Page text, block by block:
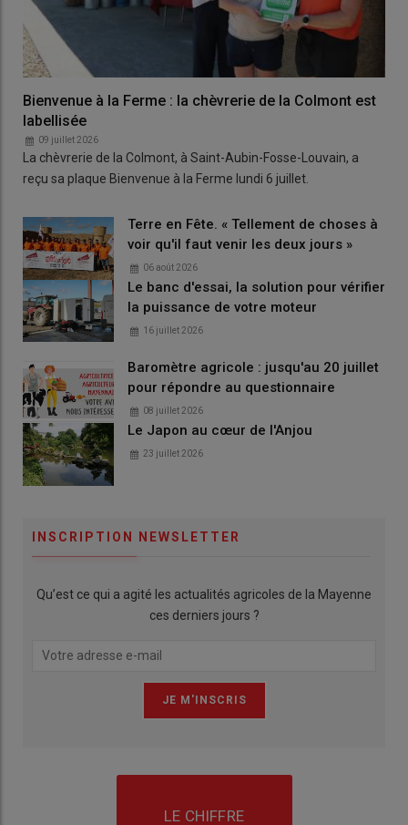
Bienvenue à la Ferme : la chèvrerie de la Colmont est
labellisée
09 juillet 2026
La chèvrerie de la Colmont, à Saint-Aubin-Fosse-Louvain, a
reçu sa plaque Bienvenue à la Ferme lundi 6 juillet.
Terre en Fête. « Tellement de choses à
voir qu'il faut venir les deux jours »
06 août 2026
Le banc d'essai, la solution pour vérifier
la puissance de votre moteur
16 juillet 2026
Baromètre agricole : jusqu'au 20 juillet
pour répondre au questionnaire
08 juillet 2026
Le Japon au cœur de l'Anjou
23 juillet 2026
INSCRIPTION NEWSLETTER
Qu’est ce qui a agité les actualités agricoles de la Mayenne
ces derniers jours ?
LE CHIFFRE